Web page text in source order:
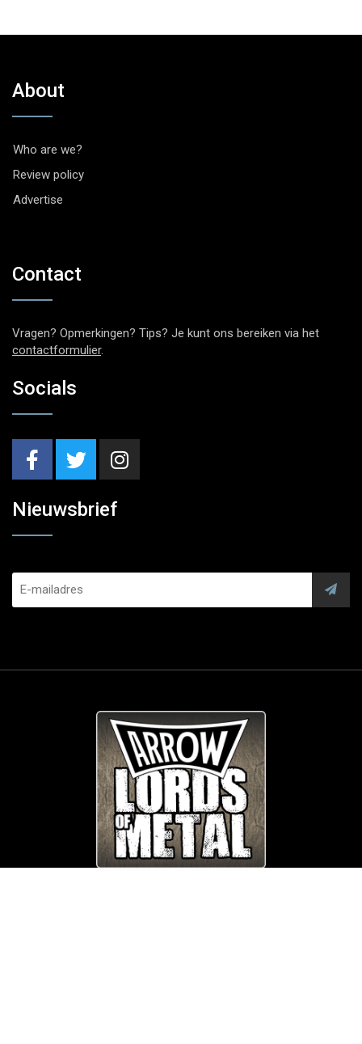
About
Who are we?
Review policy
Advertise
Contact
Vragen? Opmerkingen? Tips? Je kunt ons bereiken via het
contactformulier.
Socials
Nieuwsbrief